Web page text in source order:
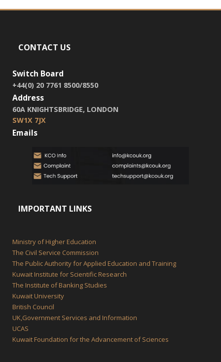
CONTACT US
Switch Board
+44(0) 20 7761 8500/8550
Address
60A KNIGHTSBRIDGE, LONDON
SW1X 7JX
Emails
IMPORTANT LINKS
Ministry of Higher Education
The Civil Service Commission
The Public Authority for Applied Education and Training
Kuwait Institute for Scientific Research
The Institute of Banking Studies
Kuwait University
British Council
UK,Government Services and Information
UCAS
Kuwait Foundation for the Advancement of Sciences